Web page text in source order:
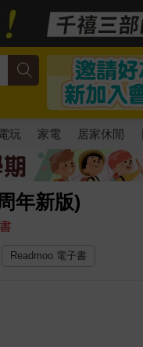
玩 家電 居家休閒
年新版)
Readmoo 電子書